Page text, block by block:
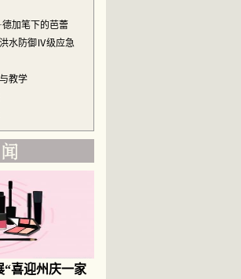
加笔下的芭蕾
水防御Ⅳ级应急
教学
“喜迎州庆一家